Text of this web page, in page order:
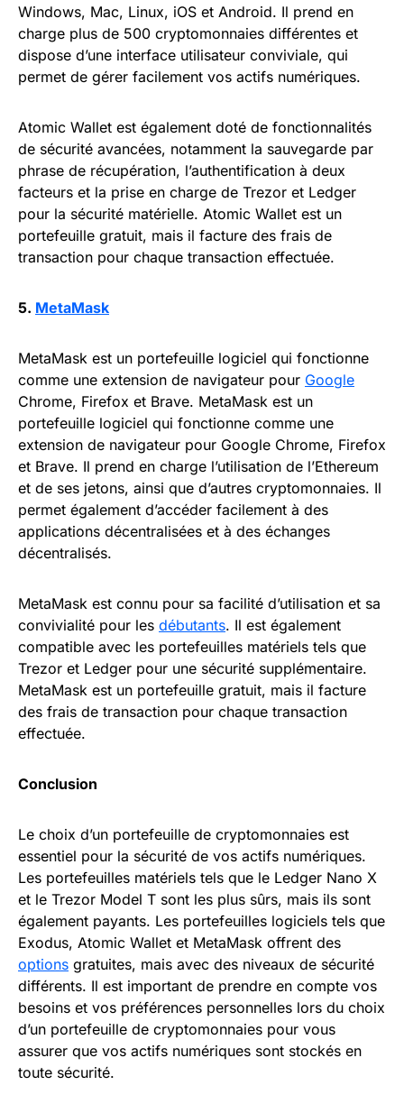
Windows, Mac, Linux, iOS et Android. Il prend en
charge plus de 500 cryptomonnaies différentes et
dispose d’une interface utilisateur conviviale, qui
permet de gérer facilement vos actifs numériques.
Atomic Wallet est également doté de fonctionnalités
de sécurité avancées, notamment la sauvegarde par
phrase de récupération, l’authentification à deux
facteurs et la prise en charge de Trezor et Ledger
pour la sécurité matérielle. Atomic Wallet est un
portefeuille gratuit, mais il facture des frais de
transaction pour chaque transaction effectuée.
5. MetaMask
MetaMask est un portefeuille logiciel qui fonctionne
comme une extension de navigateur pour Google
Chrome, Firefox et Brave. MetaMask est un
portefeuille logiciel qui fonctionne comme une
extension de navigateur pour Google Chrome, Firefox
et Brave. Il prend en charge l’utilisation de l’Ethereum
et de ses jetons, ainsi que d’autres cryptomonnaies. Il
permet également d’accéder facilement à des
applications décentralisées et à des échanges
décentralisés.
MetaMask est connu pour sa facilité d’utilisation et sa
convivialité pour les débutants. Il est également
compatible avec les portefeuilles matériels tels que
Trezor et Ledger pour une sécurité supplémentaire.
MetaMask est un portefeuille gratuit, mais il facture
des frais de transaction pour chaque transaction
effectuée.
Conclusion
Le choix d’un portefeuille de cryptomonnaies est
essentiel pour la sécurité de vos actifs numériques.
Les portefeuilles matériels tels que le Ledger Nano X
et le Trezor Model T sont les plus sûrs, mais ils sont
également payants. Les portefeuilles logiciels tels que
Exodus, Atomic Wallet et MetaMask offrent des
options gratuites, mais avec des niveaux de sécurité
différents. Il est important de prendre en compte vos
besoins et vos préférences personnelles lors du choix
d’un portefeuille de cryptomonnaies pour vous
assurer que vos actifs numériques sont stockés en
toute sécurité.